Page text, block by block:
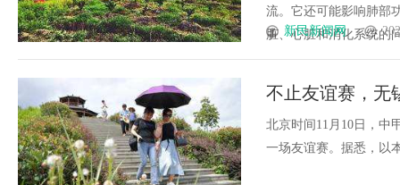
流。它还可能影响肺部
脏、心脏和消化系统的
新民新闻网
不止友谊赛，无
仪式
北京时间11月10日，中
一场友谊赛。据悉，以